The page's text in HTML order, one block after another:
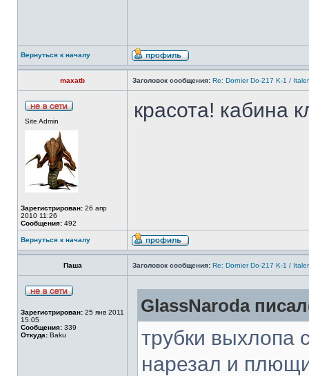
Вернуться к началу
maxatb Заголовок сообщения: Re: Dornier Do-217 K-1 /
Site Admin
Зарегистрирован: 26 апр
2010 11:26
Сообщения: 492
красота! кабина
Вернуться к началу
Паша Заголовок сообщения: Re: Dornier Do-217 K-1 /
Зарегистрирован: 25 янв 2011
15:05
Сообщения: 339
Откуда: Baku
GlassNaroda
трубки выхлопа
нарезал и